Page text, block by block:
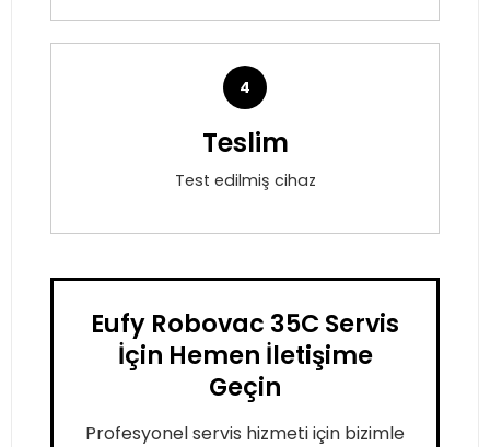
4
Teslim
Test edilmiş cihaz
Eufy Robovac 35C Servis
İçin Hemen İletişime
Geçin
Profesyonel servis hizmeti için bizimle